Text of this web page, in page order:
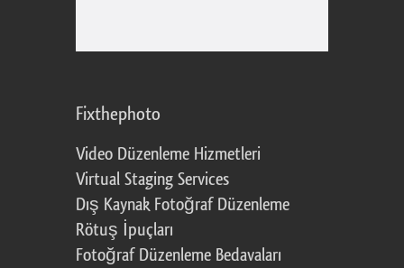
Fixthephoto
Video Düzenleme Hizmetleri
Virtual Staging Services
Dış Kaynak Fotoğraf Düzenleme
Rötuş İpuçları
Fotoğraf Düzenleme Bedavaları